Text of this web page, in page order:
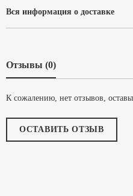
Вся информация о доставке
Отзывы (0)
К сожалению, нет отзывов,
ОСТАВИТЬ ОТЗЫВ